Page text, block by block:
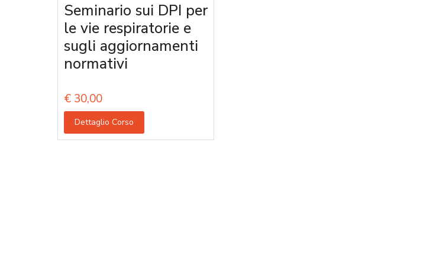
Seminario sui DPI per
le vie respiratorie e
sugli aggiornamenti
normativi
€ 30,00
Dettaglio Corso